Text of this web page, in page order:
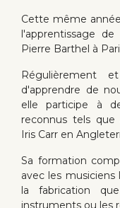
Cette même
l'apprentissage
Pierre Barthel à
Régulièrement
d'apprendre de
elle participe à
reconnus tels que
Iris Carr en
Sa formation
avec les musiciens
la fabrication
instruments ou les